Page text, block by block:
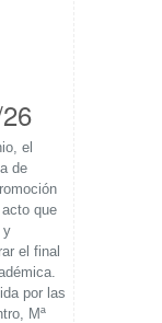
el
de
que
y
el final
por las
Mª